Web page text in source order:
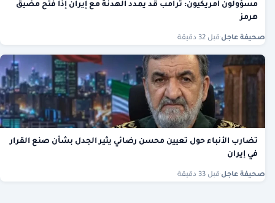
مسؤولون أمريكيون: ترامب قد يمدد الهدنة مع إيران إذا فتح مضيق
هرمز
صحيفة عاجل قبل 32 دقيقة
تضارب الأنباء حول تعيين محسن رضائي يثير الجدل بشأن صنع القرار
في إيران
صحيفة عاجل قبل 33 دقيقة